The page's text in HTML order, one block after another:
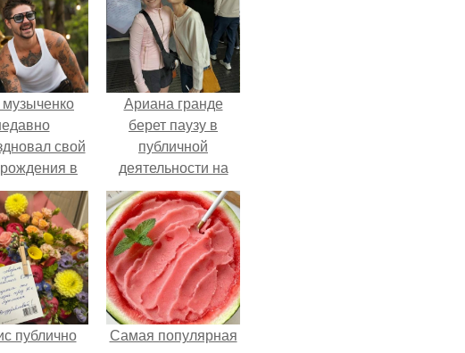
свой
в
самых
и родных
Ариана гранде
берет паузу в
публичной
деятельности на
фоне слухов о
своем здоровье.
публично
Самая популярная